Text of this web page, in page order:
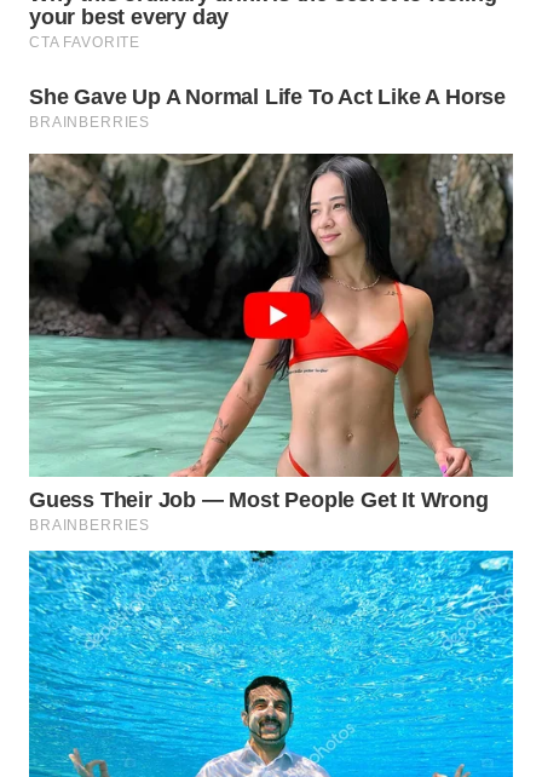
TANGERANG
BINJAI
WN
CIREBON
WN
WN
KUNINGAN
WN
MAJALENGKA
WN
SUBANG
WN
SUKABUMI
WN
PURWAKARTA